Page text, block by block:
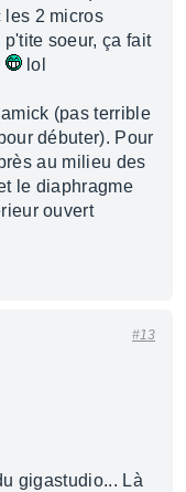
les 2 micros
soeur, ça fait
lol
(pas terrible
débuter). Pour
au milieu des
le diaphragme
ouvert
#13
gigastudio... Là